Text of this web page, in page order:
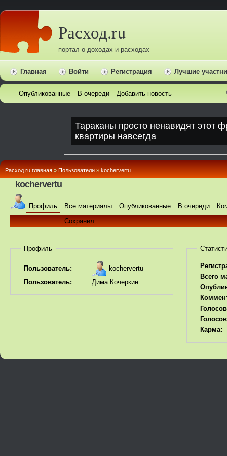
Расход.ru
портал о доходах и расходах
Главная Войти Регистрация Лучшие
Опубликованные В очереди Добавить новость
Расход.ru главная » Пользователи » kochervertu
kochervertu
Профиль Все материалы Опубликованные В очереди
Сохранил
Профиль
Пользователь:
kochervertu
Пользователь:
Дима Кочеркин
Всего
Карма: